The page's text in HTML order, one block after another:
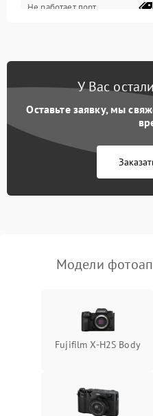
Коммуникации и
Не работает порт
У Вас
Оставьте заявку, мы
Модели
Fujifilm X-H2S Body